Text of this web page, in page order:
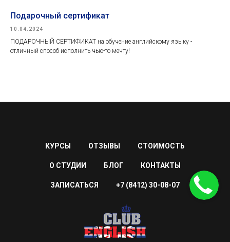
Подарочный сертификат
10.04.2024
ПОДАРОЧНЫЙ СЕРТИФИКАТ на обучение английскому языку -
отличный способ исполнить чью-то мечту!
КУРСЫ ОТЗЫВЫ СТОИМОСТЬ
О СТУДИИ БЛОГ КОНТАКТЫ
ЗАПИСАТЬСЯ +7 (8412) 30-08-07